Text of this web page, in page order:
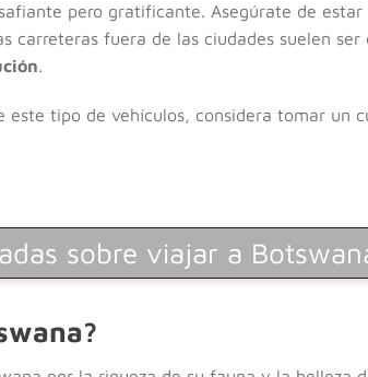
pero gratificante. Asegúrate de
carreteras fuera de las ciudades suelen
.
este tipo de vehículos, considera tomar un
sobre viajar a